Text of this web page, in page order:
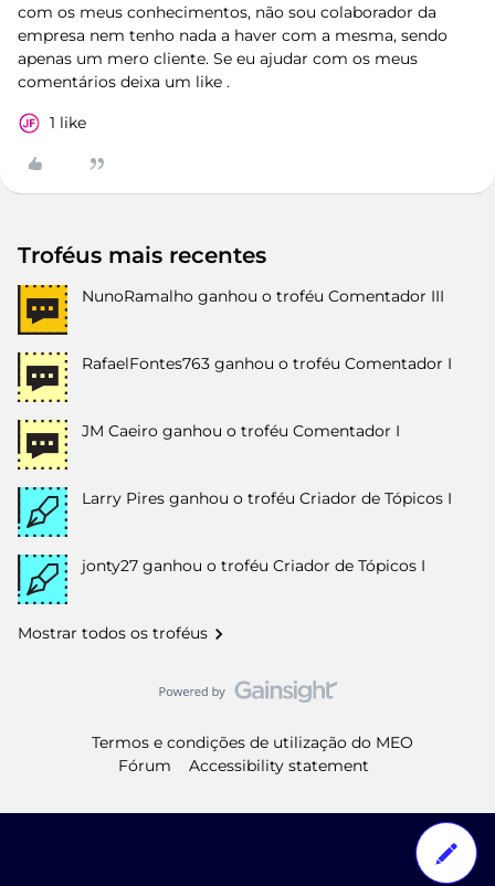
com os meus conhecimentos, não sou colaborador da
empresa nem tenho nada a haver com a mesma, sendo
apenas um mero cliente. Se eu ajudar com os meus
comentários deixa um like .
1 like
Troféus mais recentes
NunoRamalho ganhou o troféu Comentador III
RafaelFontes763 ganhou o troféu Comentador I
JM Caeiro ganhou o troféu Comentador I
Larry Pires ganhou o troféu Criador de Tópicos I
jonty27 ganhou o troféu Criador de Tópicos I
Mostrar todos os troféus
Termos e condições de utilização do MEO
Fórum
Accessibility statement